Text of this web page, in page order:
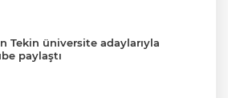
Tekin üniversite adaylarıyla
paylaştı